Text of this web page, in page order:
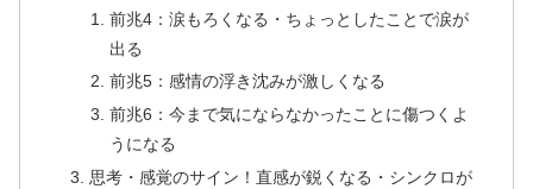
前兆4：涙もろくなる・ちょっとしたことで涙が
出る
前兆5：感情の浮き沈みが激しくなる
前兆6：今まで気にならなかったことに傷つくよ
うになる
思考・感覚のサイン！直感が鋭くなる・シンクロが